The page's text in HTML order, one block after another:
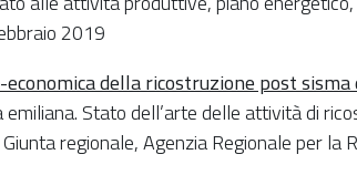
2019
della ricostruzione post
emiliana. Stato dell’arte delle attività di
regionale, Agenzia Regionale per